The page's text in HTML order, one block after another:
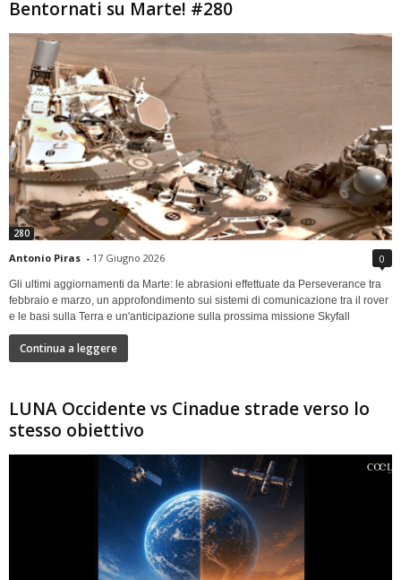
Bentornati su Marte! #280
280
Antonio Piras - 17 Giugno 2026 0
Gli ultimi aggiornamenti da Marte: le abrasioni effettuate da Perseverance tra
febbraio e marzo, un approfondimento sui sistemi di comunicazione tra il rover
e le basi sulla Terra e un'anticipazione sulla prossima missione Skyfall
Continua a leggere
LUNA Occidente vs Cinadue strade verso lo
stesso obiettivo